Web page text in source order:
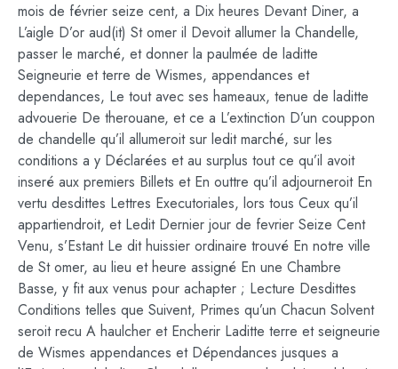
mois de février seize cent, a Dix heures Devant Diner, a
L’aigle D’or aud(it) St omer il Devoit allumer la Chandelle,
passer le marché, et donner la paulmée de laditte
Seigneurie et terre de Wismes, appendances et
dependances, Le tout avec ses hameaux, tenue de laditte
advouerie De therouane, et ce a L’extinction D’un couppon
de chandelle qu’il allumeroit sur ledit marché, sur les
conditions a y Déclarées et au surplus tout ce qu’il avoit
inseré aux premiers Billets et En outtre qu’il adjourneroit En
vertu desdittes Lettres Executoriales, lors tous Ceux qu’il
appartiendroit, et Ledit Dernier jour de fevrier Seize Cent
Venu, s’Estant Le dit huissier ordinaire trouvé En notre ville
de St omer, au lieu et heure assigné En une Chambre
Basse, y fit aux venus pour achapter ; Lecture Desdittes
Conditions telles que Suivent, Primes qu’un Chacun Solvent
seroit recu A haulcher et Encherir Laditte terre et seigneurie
de Wismes appendances et Dépendances jusques a